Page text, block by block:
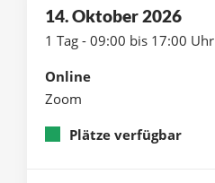
14. Oktober 2026
1 Tag - 09:00 bis 17:00 Uhr
Online
Zoom
Plätze verfügbar